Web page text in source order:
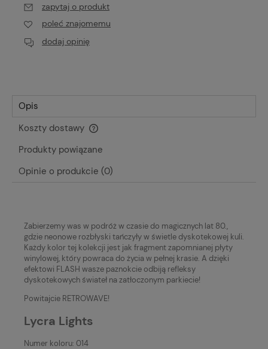
zapytaj o produkt
poleć znajomemu
dodaj opinię
Opis
Koszty dostawy
Cena nie zawiera ewentualnych kosztów płatności
Produkty powiązane
Opinie o produkcie (0)
Zabierzemy was w podróż w czasie do magicznych lat 80.,
gdzie neonowe rozbłyski tańczyły w świetle dyskotekowej kuli.
Każdy kolor tej kolekcji jest jak fragment zapomnianej płyty
winylowej, który powraca do życia w pełnej krasie. A dzięki
efektowi FLASH wasze paznokcie odbiją refleksy
dyskotekowych świateł na zatłoczonym parkiecie!
Powitajcie RETROWAVE!
Lycra Lights
Numer koloru: 014